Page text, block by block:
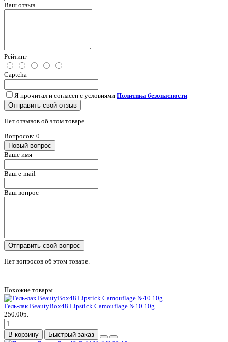
Ваш отзыв
Рейтинг
Captcha
Я прочитал и согласен с условиями Политика безопасности
Отправить свой отзыв
Нет отзывов об этом товаре.
Вопросов: 0
Новый вопрос
Ваше имя
Ваш e-mail
Ваш вопрос
Отправить свой вопрос
Нет вопросов об этом товаре.
Похожие товары
Гель-лак BeautyBox48 Lipstick Camouflage №10 10g
250.00р.
В корзину Быстрый заказ